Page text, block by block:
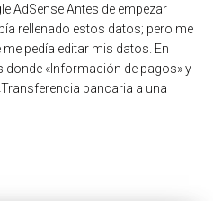
AdSense Antes de empezar
rellenado estos datos; pero me
me pedía editar mis datos. En
«Información de pagos» y
bancaria a una